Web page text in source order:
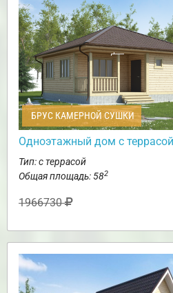
БРУС КАМЕРНОЙ СУШКИ
Одноэтажный дом с
Тип: с террасой
Общая площадь: 582
1966730